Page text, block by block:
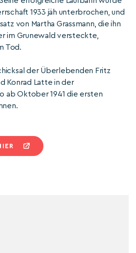
1933 jäh unterbrochen, und
von Martha Grassmann, die ihn
im Grunewald versteckte,
Tod.
der Überlebenden Fritz
Konrad Latte in der
ab Oktober 1941 die ersten